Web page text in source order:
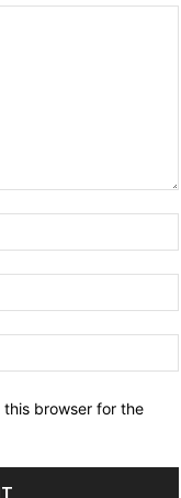
this browser for the